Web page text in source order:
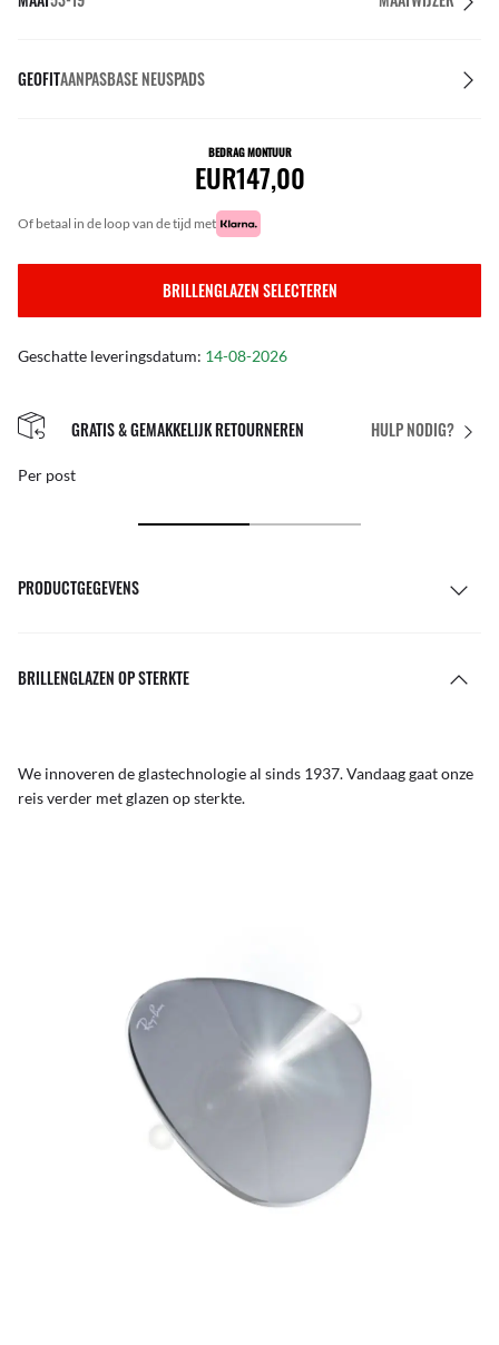
GEOFITAANPASBASE NEUSPADS
BEDRAG MONTUUR
EUR147,00
of betaal in de loop van de tijd met
BRILLENGLAZEN SELECTEREN
Geschatte leveringsdatum: 14-08-2026
HULP NODIG?
GRATIS & GEMAKKELIJK RETOURNEREN
Per post
PRODUCTGEGEVENS
BRILLENGLAZEN OP STERKTE
We innoveren de glastechnologie al sinds 1937. Vandaag gaat onze
reis verder met glazen op sterkte.